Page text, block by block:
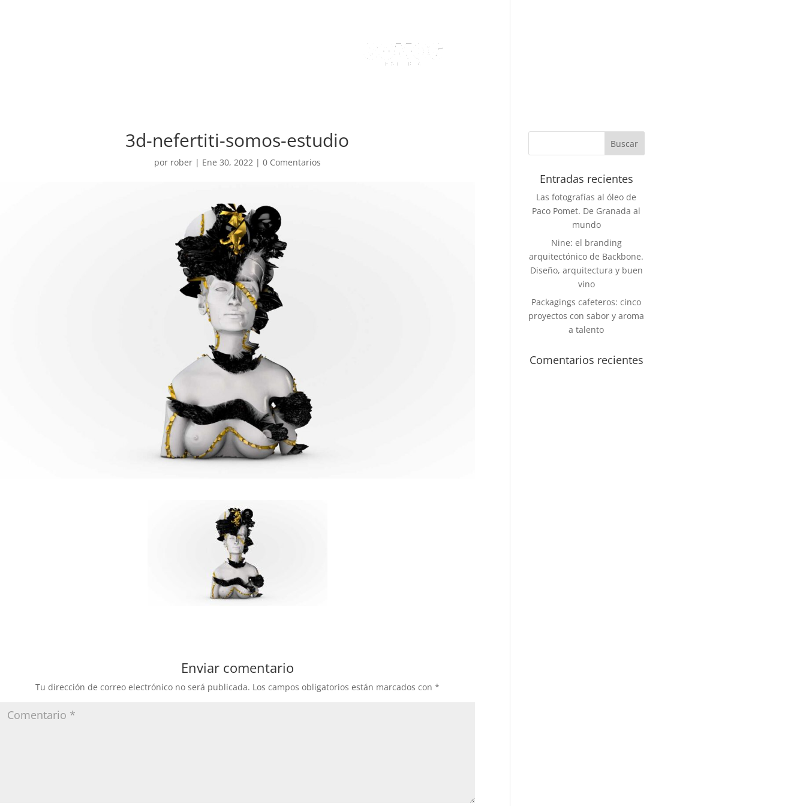
3d-nefertiti-somos-estudio
por rober| Ene 30, 2022| 0 Comentarios
Enviar comentario
Tu dirección de correo electrónico no será publicada. Los campos obligatorios están marcados con *
Entradas recientes
Las fotografías al óleo de
Paco Pomet. De Granada al
mundo
Nine: el branding
arquitectónico de Backbone.
Diseño, arquitectura y buen
vino
Packagings cafeteros: cinco
proyectos con sabor y aroma
a talento
Comentarios recientes